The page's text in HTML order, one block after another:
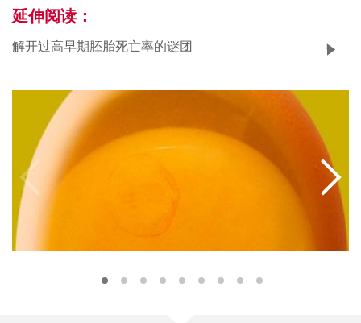
延伸阅读：
解开过高早期胚胎死亡率的谜团